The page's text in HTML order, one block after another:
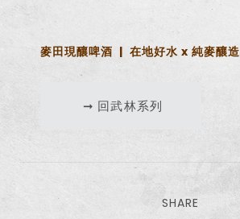
麥田現釀啤酒 | 在地好水 x 純麥釀造
➞ 回武林系列
SHARE